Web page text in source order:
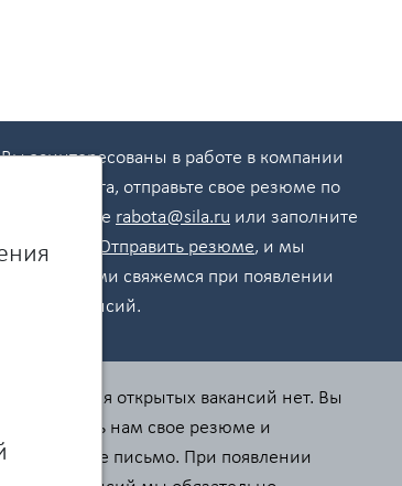
заинтересованы в работе в компании
пожалуйста, отправьте свое резюме по
почте rabota@sila.ru или заполните
в разделе
Отправить резюме, и мы
с Вами свяжемся при появлении
вакансий.
время открытых вакансий нет. Вы
направить нам свое резюме и
письмо. При появлении